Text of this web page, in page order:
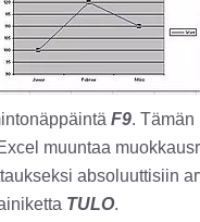
F9. Tämän
muuntaa
absoluuttisiin
TULO.